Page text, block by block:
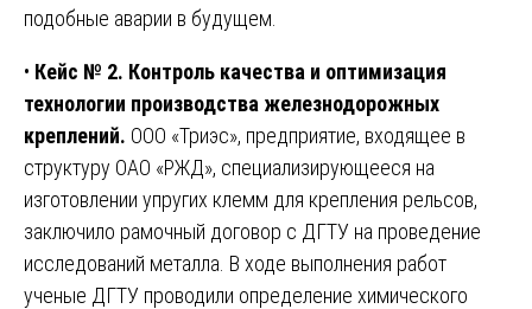
подобные аварии в будущем.
• Кейс № 2. Контроль качества и оптимизация
технологии производства железнодорожных
креплений. ООО «Триэс», предприятие, входящее в
структуру ОАО «РЖД», специализирующееся на
изготовлении упругих клемм для крепления рельсов,
заключило рамочный договор с ДГТУ на проведение
исследований металла. В ходе выполнения работ
ученые ДГТУ проводили определение химического